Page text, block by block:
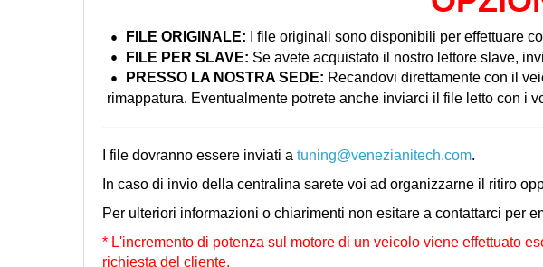
FILE ORIGINALE:
I file originali sono disponibili per effettuare
FILE PER SLAVE: Se avete acquistato il nostro lettore slave,
PRESSO LA NOSTRA SEDE: Recandovi direttamente con il
rimappatura. Eventualmente potrete anche inviarci il file letto con i
I file dovranno essere inviati a tuning@venezianitech.com.
In caso di invio della centralina sarete voi ad organizzarne il ritiro
Per ulteriori informazioni o chiarimenti non esitare a contattarci per
* L'incremento di potenza sul motore di un veicolo viene effettuato
richiesta del cliente.